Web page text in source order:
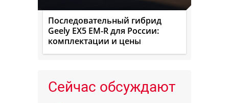
Последовательный гибрид
Geely EX5 EM-R для России:
комплектации и цены
Сейчас обсуждают